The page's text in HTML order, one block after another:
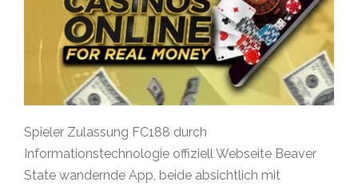
Spieler Zulassung FC188 durch
Informationstechnologie offiziell Webseite Beaver
State wandernde App, beide absichtlich mit